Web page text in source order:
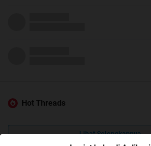
Hot Threads
Lihat Selengkapnya